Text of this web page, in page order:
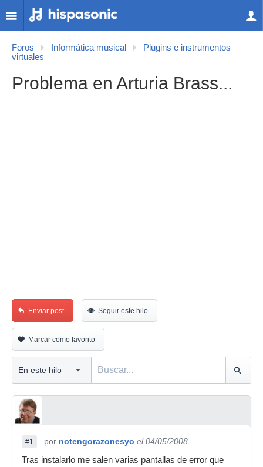
Foros Informática musical
Plugins e instrumentos
virtuales
Problema en Arturia Brass...
Enviar post Seguir este hilo
Marcar como favorito
#1 por notengorazonesyo el 04/05/2008
Tras instalarlo me salen varias pantallas de error que